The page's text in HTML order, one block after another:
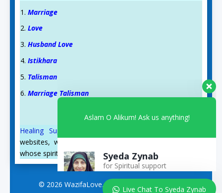
Marriage
Love
Husband Love
Istikhara
Talisman
Marriage Talisman
Healing Support
websites, where you will find such wazifas and duas
whose spiritual blessings we have witnessed.
© 2026 WazifaLove.com. All Rights Reserved.
Aslam O Alikum! Ask us anything!
for Spiritual support
Available
Live Chat To Syeda Zynab